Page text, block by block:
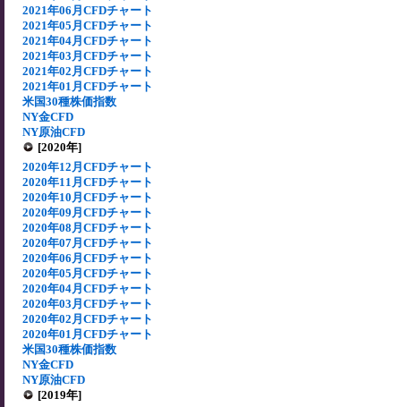
2021年06月CFDチャート
2021年05月CFDチャート
2021年04月CFDチャート
2021年03月CFDチャート
2021年02月CFDチャート
2021年01月CFDチャート
米国30種株価指数
NY金CFD
NY原油CFD
[2020年]
2020年12月CFDチャート
2020年11月CFDチャート
2020年10月CFDチャート
2020年09月CFDチャート
2020年08月CFDチャート
2020年07月CFDチャート
2020年06月CFDチャート
2020年05月CFDチャート
2020年04月CFDチャート
2020年03月CFDチャート
2020年02月CFDチャート
2020年01月CFDチャート
米国30種株価指数
NY金CFD
NY原油CFD
[2019年]